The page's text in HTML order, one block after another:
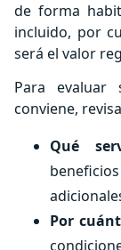
de forma
incluido, por
será el valor
Para evaluar
conviene,
Qué
Por